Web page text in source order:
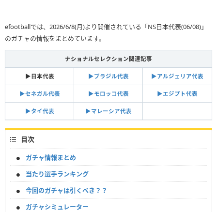
efootballでは、2026/6/8(月)より開催されている「NS日本代表(06/08)」
のガチャの情報をまとめています。
ナショナルセレクション関連記事
▶︎日本代表 ▶︎ブラジル代表 ▶︎アルジェリア代表
▶︎セネガル代表 ▶︎モロッコ代表 ▶︎エジプト代表
▶︎タイ代表 ▶︎マレーシア代表
目次
ガチャ情報まとめ
当たり選手ランキング
今回のガチャは引くべき？？
ガチャシミュレーター